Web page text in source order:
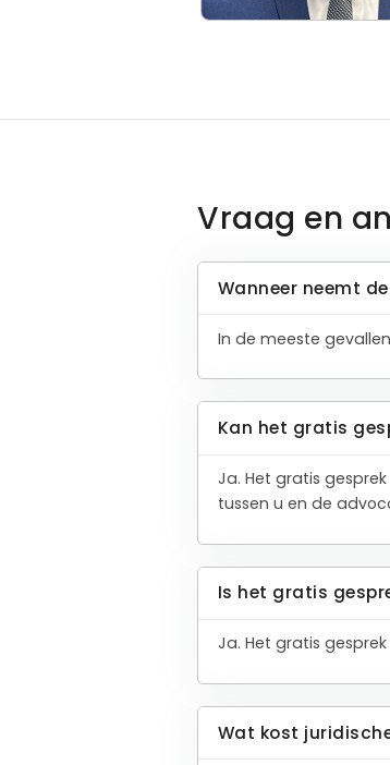
Vraag en
Wanneer neemt
In de meeste
Kan het gratis
Ja. Het gratis
tussen u en de
Is het gratis
Ja. Het gratis
Wat kost